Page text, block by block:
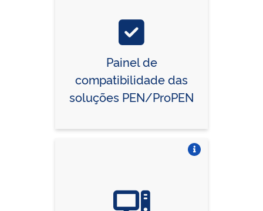
Painel de
compatibilidade das
soluções PEN/ProPEN